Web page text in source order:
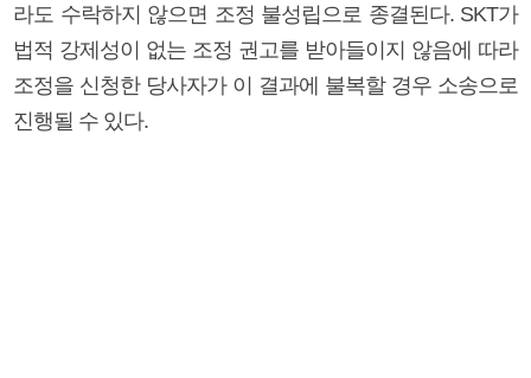
라도 수락하지 않으면 조정 불성립으로 종결된다. SKT가
법적 강제성이 없는 조정 권고를 받아들이지 않음에 따라
조정을 신청한 당사자가 이 결과에 불복할 경우 소송으로
진행될 수 있다.